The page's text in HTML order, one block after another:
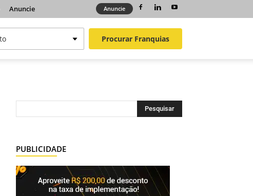
Anuncie Anuncie
Procurar Franquias
PUBLICIDADE